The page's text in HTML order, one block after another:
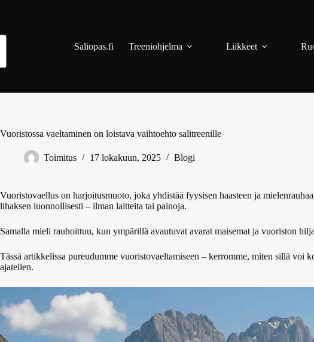
Saliopas.fi
Treeniohjelma Liikkeet
Vuoristossa vaeltaminen on loistava vaihtoehto salitreenille
Toimitus 17 lokakuun, 2025 Blogi
Vuoristovaellus on harjoitusmuoto, joka yhdistää fyysisen haasteen ja
lihaksen luonnollisesti – ilman laitteita tai painoja.
Samalla mieli rauhoittuu, kun ympärillä avautuvat avarat maisemat ja vuoriston
Tässä artikkelissa pureudumme vuoristovaeltamiseen – kerromme, miten sillä voi
ajatellen.